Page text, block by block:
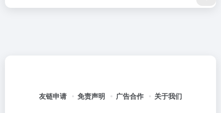
友链申请 免责声明 广告合作 关于我们